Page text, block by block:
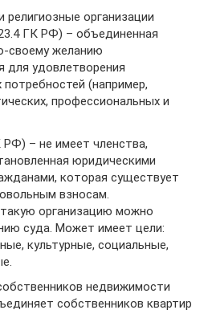
организации
ГК РФ) – объединенная
своему желанию
для удовлетворения
(например,
профессиональных и
– не имеет членства,
юридическими
которая существует
взносам.
организацию можно
суда. Может имеет цели:
культурные, социальные,
недвижимости
собственников квартир